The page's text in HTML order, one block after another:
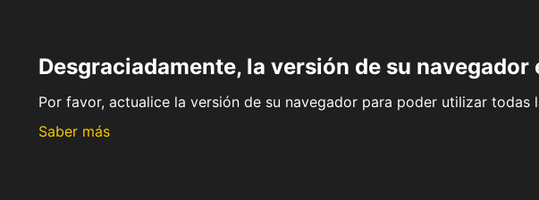
Desgraciadamente, la versión de su navegador
Por favor, actualice la versión de su navegador para poder utilizar
Saber más